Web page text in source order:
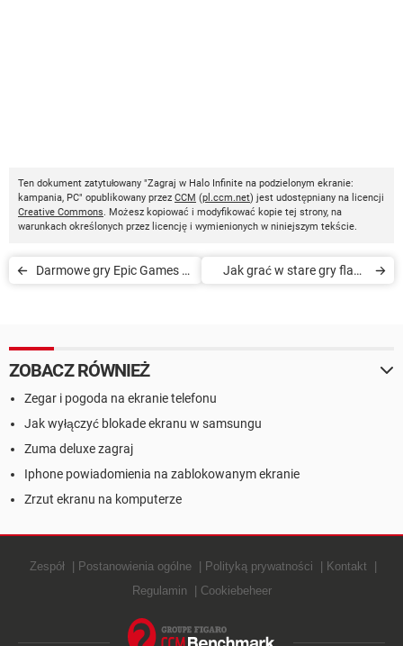
Ten dokument zatytułowany "Zagraj w Halo Infinite na podzielonym ekranie:
kampania, PC" opublikowany przez CCM (pl.ccm.net) jest udostępniany na licencji
Creative Commons. Możesz kopiować i modyfikować kopie tej strony, na
warunkach określonych przez licencję i wymienionych w niniejszym tekście.
Darmowe gry Epic Games -
Jak grać w stare gry flash
ZOBACZ RÓWNIEŻ
Zegar i pogoda na ekranie telefonu
Jak wyłączyć blokade ekranu w samsungu
Zuma deluxe zagraj
Iphone powiadomienia na zablokowanym ekranie
Zrzut ekranu na komputerze
Zespół Postanowienia ogólne Polityką prywatności
Kontakt
Regulamin
Cookiebeheer